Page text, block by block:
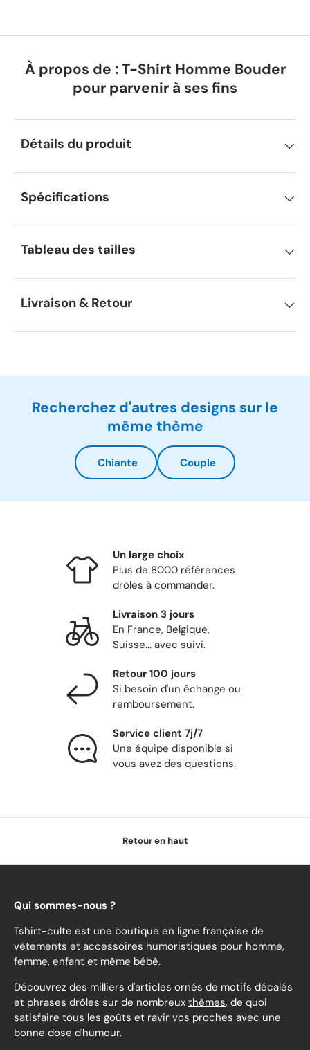
À propos de : T-Shirt Homme Bouder
pour parvenir à ses fins
Détails du produit
Spécifications
Tableau des tailles
Livraison & Retour
Recherchez d'autres designs sur le
même thème
Chiante Couple
Un large choix
Plus de 8000 références
drôles à commander.
Livraison 3 jours
En France, Belgique,
Suisse... avec suivi.
Retour 100 jours
Si besoin d'un échange ou
remboursement.
Service client 7j/7
Une équipe disponible si
vous avez des questions.
Retour en haut
Qui sommes-nous ?
Tshirt-culte est une boutique en ligne française de
vêtements et accessoires humoristiques pour homme,
femme, enfant et même bébé.
Découvrez des milliers d'articles ornés de motifs décalés
et phrases drôles sur de nombreux thèmes, de quoi
satisfaire tous les goûts et ravir vos proches avec une
bonne dose d'humour.